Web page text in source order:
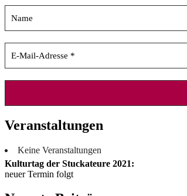
Veranstaltungen
Keine Veranstaltungen
Kulturtag der Stuckateure 2021:
neuer Termin folgt